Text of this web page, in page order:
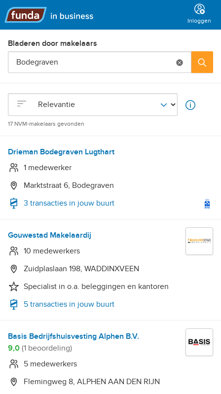
Hoofdmenu
Inloggen
Bodegraven
Bladeren door makelaars
OrderBy
17 NVM-makelaars gevonden
Drieman Bodegraven Lugthart
1 medewerker
Marktstraat 6, Bodegraven
3 transacties in jouw buurt
Gouwestad Makelaardij
10 medewerkers
Zuidplaslaan 198, WADDINXVEEN
Specialist in o.a. beleggingen en kantoren
5 transacties in jouw buurt
Basis Bedrijfshuisvesting Alphen B.V.
9,0 (1 beoordeling)
5 medewerkers
Flemingweg 8, ALPHEN AAN DEN RIJN